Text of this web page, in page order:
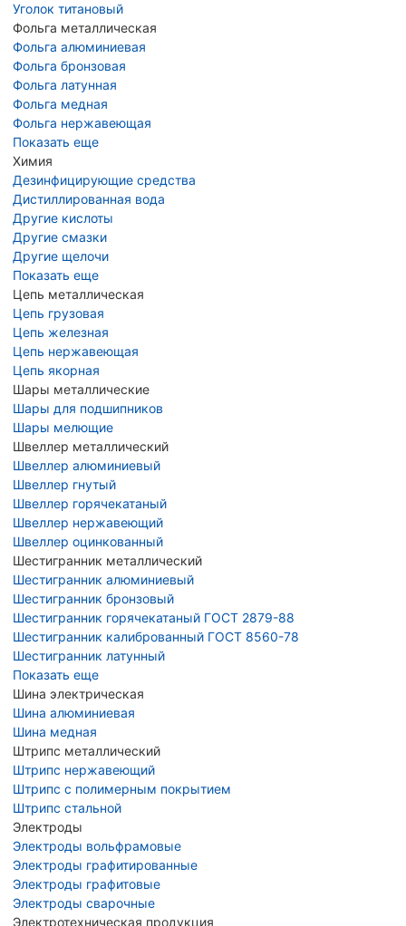
Уголок титановый
Фольга металлическая
Фольга алюминиевая
Фольга бронзовая
Фольга латунная
Фольга медная
Фольга нержавеющая
Показать еще
Химия
Дезинфицирующие средства
Дистиллированная вода
Другие кислоты
Другие смазки
Другие щелочи
Показать еще
Цепь металлическая
Цепь грузовая
Цепь железная
Цепь нержавеющая
Цепь якорная
Шары металлические
Шары для подшипников
Шары мелющие
Швеллер металлический
Швеллер алюминиевый
Швеллер гнутый
Швеллер горячекатаный
Швеллер нержавеющий
Швеллер оцинкованный
Шестигранник металлический
Шестигранник алюминиевый
Шестигранник бронзовый
Шестигранник горячекатаный ГОСТ 2879-88
Шестигранник калиброванный ГОСТ 8560-78
Шестигранник латунный
Показать еще
Шина электрическая
Шина алюминиевая
Шина медная
Штрипс металлический
Штрипс нержавеющий
Штрипс с полимерным покрытием
Штрипс стальной
Электроды
Электроды вольфрамовые
Электроды графитированные
Электроды графитовые
Электроды сварочные
Электротехническая продукция